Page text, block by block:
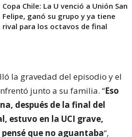
Copa Chile: La U venció a Unión San
Felipe, ganó su grupo y ya tiene
rival para los octavos de final
la gravedad del episodio y el
junto a su familia. “Eso
después de la final del
estuvo en la UCI grave,
que no aguantaba“,